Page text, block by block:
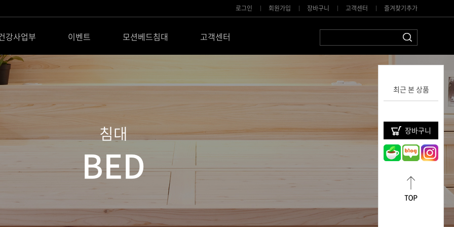
로그인 회원가입 장바구니 고객센터 즐겨찾기추가
강사업부 이벤트 모션베드침대 고객센터
침대
BED
최근 본 상품
장바구니